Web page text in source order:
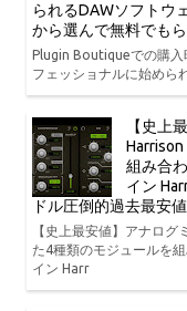
られるDAWソフトウ
から選んで無料でもら
Plugin Boutiqueでの購入
フェッショナルに始めら
【史上
組み合
イン
ドル圧倒的過去最安値
【史上最安値】アナロ
た4種類のモジュールを
イン Harr